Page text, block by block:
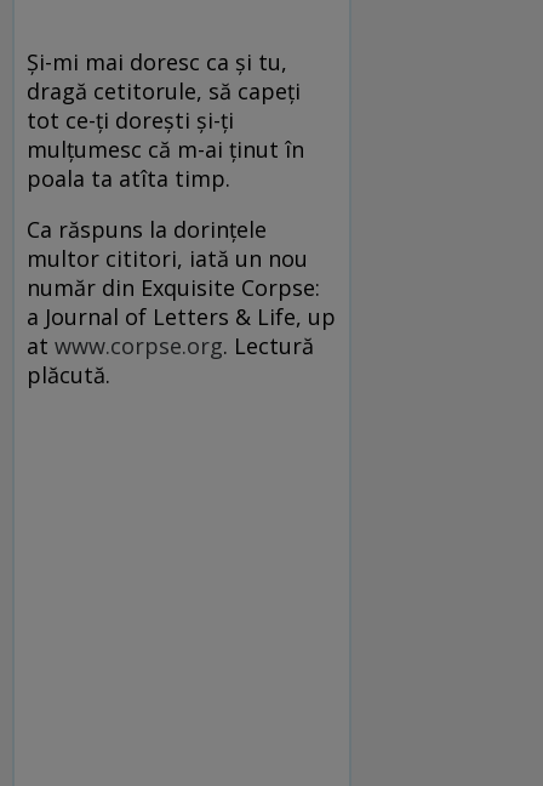
Şi-mi mai doresc ca şi tu,
dragă cetitorule, să capeţi
tot ce-ţi doreşti şi-ţi
mulţumesc că m-ai ţinut în
poala ta atîta timp.
Ca răspuns la dorinţele
multor cititori, iată un nou
număr din Exquisite Corpse:
a Journal of Letters & Life, up
at www.corpse.org. Lectură
plăcută.